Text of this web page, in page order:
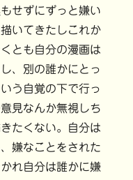
せずにずっと嫌い
いてきたしこれか
とも自分の漫画は
、別の誰かにとっ
う自覚の下で行っ
見なんか無視しち
たくない。自分は
嫌なことをされた
れ自分は誰かに嫌